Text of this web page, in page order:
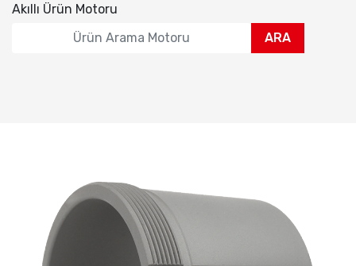
Akıllı Ürün Motoru
ARA